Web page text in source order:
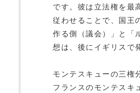
です。彼は立法権を最
従わせることで、国王
作る側（議会）」と「
想は、後にイギリスで
モンテスキューの三権
フランスのモンテスキ